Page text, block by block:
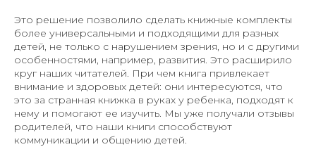
Это решение позволило сделать книжные комплекты
более универсальными и подходящими для разных
детей, не только с нарушением зрения, но и с другими
особенностями, например, развития. Это расширило
круг наших читателей. При чем книга привлекает
внимание и здоровых детей: они интересуются, что
это за странная книжка в руках у ребенка, подходят к
нему и помогают ее изучить. Мы уже получали отзывы
родителей, что наши книги способствуют
коммуникации и общению детей.